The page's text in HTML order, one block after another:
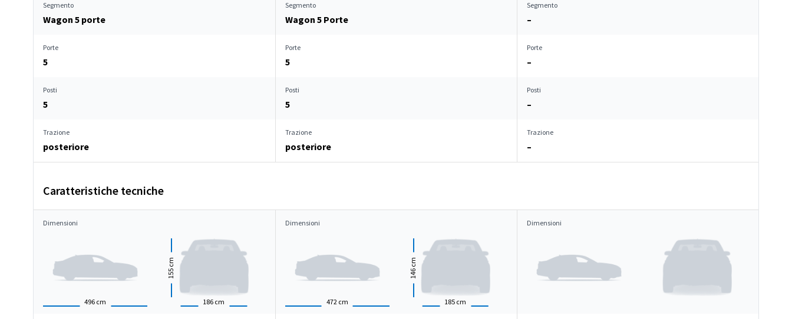
Segmento
Wagon 5 porte
Segmento
Wagon 5 Porte
Segmento
–
Porte
5
Porte
5
Porte
–
Posti
5
Posti
5
Posti
–
Trazione
posteriore
Trazione
posteriore
Trazione
–
Caratteristiche tecniche
Dimensioni
496 cm 186 cm
155
cm
Dimensioni
472 cm 185 cm
146
cm
Dimensioni